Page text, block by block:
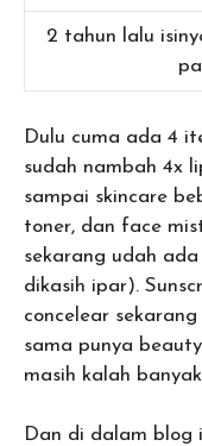
2 tahun lalu
Dulu cuma ada 4
sudah nambah 4x
sampai skincare
toner, dan face
sekarang udah
dikasih ipar).
concelear
sama punya
masih kalah
Dan di dalam blog